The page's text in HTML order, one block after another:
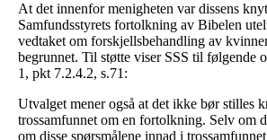
At det innenfor menigheten var dissens
Samfundsstyrets fortolkning av Bibelen
vedtaket om forskjellsbehandling av
begrunnet. Til støtte viser SSS til følgende
1, pkt 7.2.4.2, s.71:
Utvalget mener også at det ikke bør stilles
trossamfunnet om en fortolkning. Selv om
om disse spørsmålene innad i